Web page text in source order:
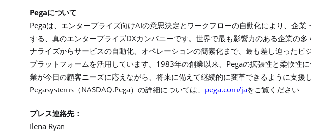
Pegaについて
Pegaは、エンタープライズ向けAIの意思決定とワークフローの自動化により、企業
する、真のエンタープライズDXカンパニーです。世界で最も影響力のある企業の
ナライズからサービスの自動化、オペレーションの簡素化まで、最も差し迫ったビ
プラットフォームを活用しています。 1983年の創業以来、 Pegaの拡張性と柔軟性
業が今日の顧客ニーズに応えながら、将来に備えて継続的に変革できるように支援
Pegasystems （NASDAQ:Pega）の詳細については、 pega.com/jaをご覧ください
プレス連絡先：
Ilena Ryan